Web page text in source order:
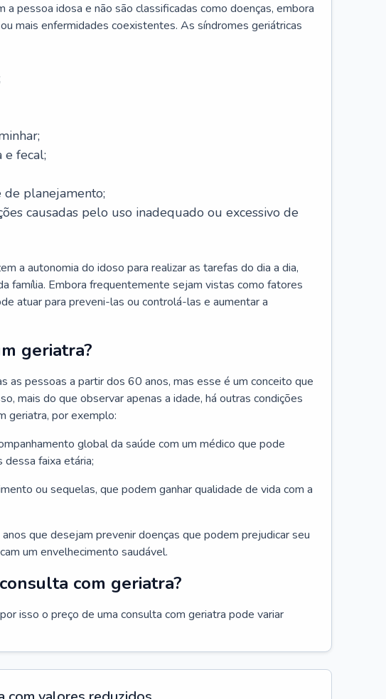
a pessoa idosa e não são classificadas como doenças, embora
mais enfermidades coexistentes. As síndromes geriátricas
e fecal;
de planejamento;
causadas pelo uso inadequado ou excessivo de
a autonomia do idoso para realizar as tarefas do dia a dia,
família. Embora frequentemente sejam vistas como fatores
atuar para preveni-las ou controlá-las e aumentar a
geriatra?
as pessoas a partir dos 60 anos, mas esse é um conceito que
mais do que observar apenas a idade, há outras condições
geriatra, por exemplo:
global da saúde com um médico que pode
dessa faixa etária;
ou sequelas, que podem ganhar qualidade de vida com a
que desejam prevenir doenças que podem prejudicar seu
um envelhecimento saudável.
com geriatra?
isso o preço de uma consulta com geriatra pode variar